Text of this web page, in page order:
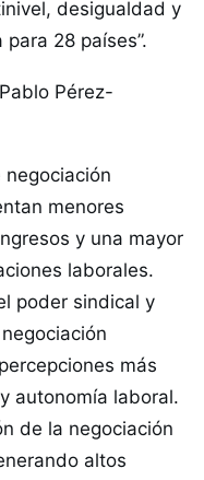
desigualdad y
28 países”.
Pérez-
menores
y una mayor
laborales.
poder sindical y
más
autonomía laboral.
de la negociación
altos